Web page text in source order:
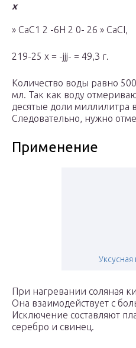
х
» СаС1 2 -6Н 2 0- 26 » CaCI,
219-25 х = -jjj- = 49,3 г.
Количество воды равно
мл. Так как воду
десятые доли миллилитра
Следовательно, нужно
Применение
Уксусная
При нагревании соляная
Она взаимодействует с
Исключение составляют
серебро и свинец.